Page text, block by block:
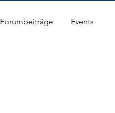
Forumbeiträge Events